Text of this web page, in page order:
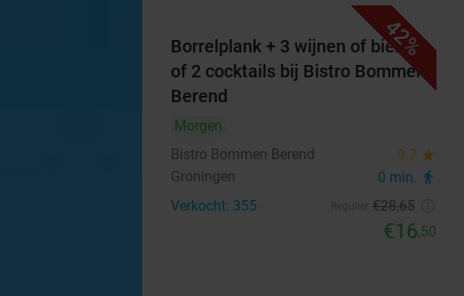
42%
Borrelplank + 3 wijnen of bieren
of 2 cocktails bij Bistro Bommen
Berend
Morgen
Bistro Bommen Berend
9.7 star
Groningen 0 min. directions_walk
Verkocht: 355 €28,65
€16,50